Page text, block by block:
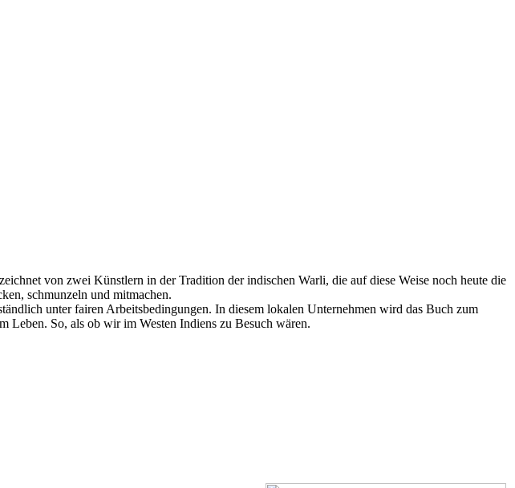
von zwei Künstlern in der Tradition der indischen Warli, die auf diese Weise noch heute die
schmunzeln und mitmachen.
unter fairen Arbeitsbedingungen. In diesem lokalen Unternehmen wird das Buch zum
So, als ob wir im Westen Indiens zu Besuch wären.